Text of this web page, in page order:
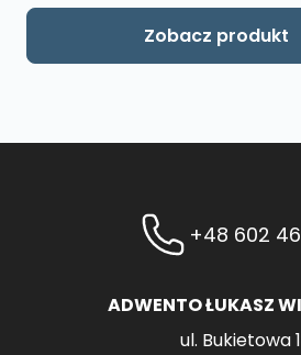
Zobacz produkt
+48 602
ADWENTO ŁUKASZ
ul. Bukietowa